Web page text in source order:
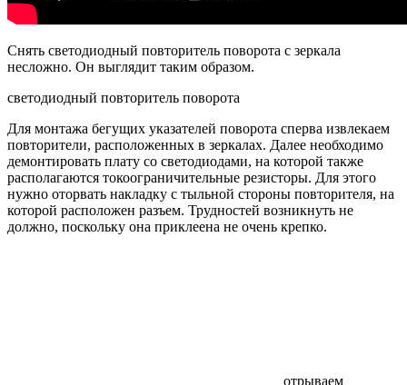
Снять светодиодный повторитель поворота с зеркала
несложно. Он выглядит таким образом.
светодиодный повторитель поворота
Для монтажа бегущих указателей поворота сперва извлекаем
повторители, расположенных в зеркалах. Далее необходимо
демонтировать плату со светодиодами, на которой также
располагаются токоограничительные резисторы. Для этого
нужно оторвать накладку с тыльной стороны повторителя, на
которой расположен разъем. Трудностей возникнуть не
должно, поскольку она приклеена не очень крепко.
отрываем